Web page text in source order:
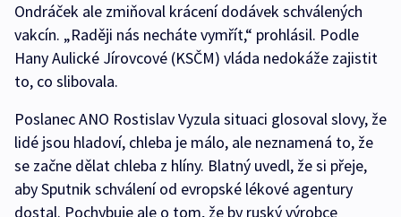
Ondráček ale zmiňoval krácení dodávek schválených
vakcín. „Raději nás necháte vymřít,“ prohlásil. Podle
Hany Aulické Jírovcové (KSČM) vláda nedokáže zajistit
to, co slibovala.
Poslanec ANO Rostislav Vyzula situaci glosoval slovy, že
lidé jsou hladoví, chleba je málo, ale neznamená to, že
se začne dělat chleba z hlíny. Blatný uvedl, že si přeje,
aby Sputnik schválení od evropské lékové agentury
dostal. Pochybuje ale o tom, že by ruský výrobce